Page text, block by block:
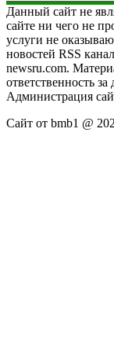
Данный сайт не
сайте ни чего не
услуги не
новостей RSS
newsru.com.
ответственность
Администрация
Сайт от bmb1 @